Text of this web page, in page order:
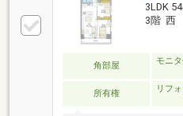
3LDK
3階 西
角部屋
モニ
所有権
リフ